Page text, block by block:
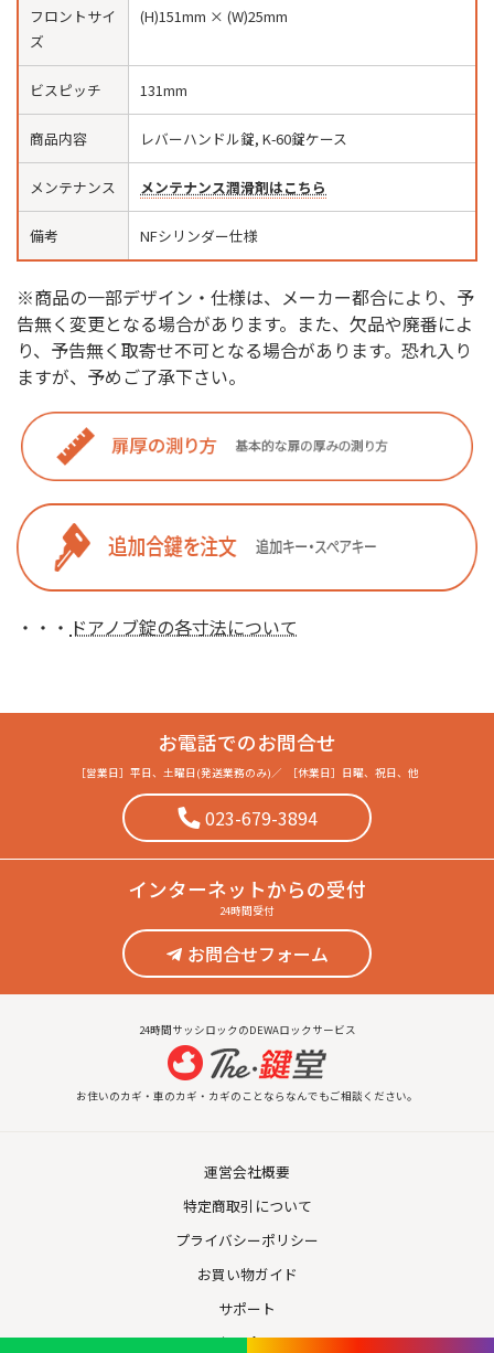
フロントサイ
ズ
(H)151mm × (W)25mm
ビスピッチ 131mm
商品内容 レバーハンドル錠, K-60錠ケース
メンテナンス メンテナンス潤滑剤はこちら
備考 NFシリンダー仕様
※商品の一部デザイン・仕様は、メーカー都合により、予
告無く変更となる場合があります。また、欠品や廃番によ
り、予告無く取寄せ不可となる場合があります。恐れ入り
ますが、予めご了承下さい。
・・・ ドアノブ錠の各寸法について
お電話でのお問合せ
［営業日］ 平日、土曜日(発送業務のみ) ／ ［休業日］ 日曜、祝日、他
023-679-3894
インターネットからの受付
24時間受付
お問合せフォーム
24時間サッシロックのDEWAロックサービス
お住いのカギ・車のカギ・カギのことならなんでもご相談ください。
運営会社概要
特定商取引について
プライバシーポリシー
お買い物ガイド
サポート
お問合せ